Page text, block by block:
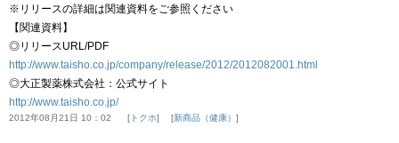
※リリースの詳細は関連資料をご参照ください
【関連資料】
◎リリースURL/PDF
http://www.taisho.co.jp/company/release/2012/2012082001.html
◎大正製薬株式会社：公式サイト
http://www.taisho.co.jp/
2012年08月21日 10：02 トクホ 新商品（健康）